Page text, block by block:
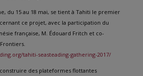
du 15 au 18 mai, se tient à Tahiti le premier
ce projet, avec la participation du
française, M. Édouard Fritch et co-
tahiti-seasteading-gathering-2017/
des plateformes flottantes